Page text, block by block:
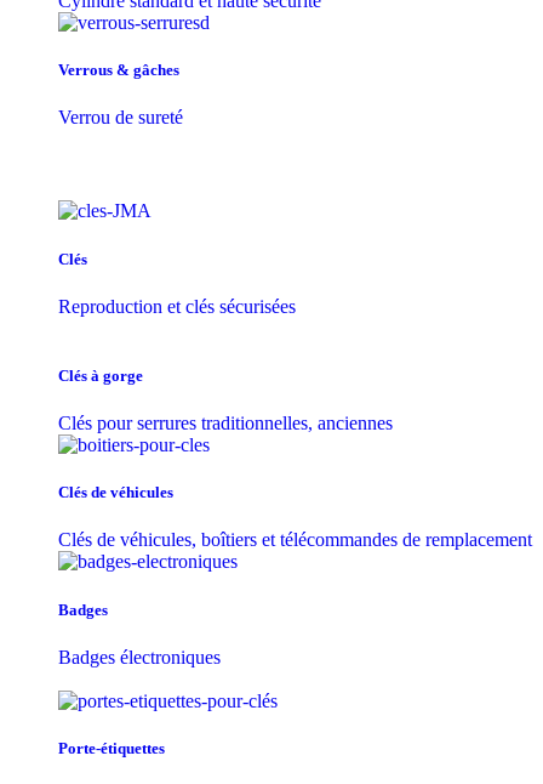
Verrous & gâches
Verrou de sureté
Clés
Reproduction et clés sécurisées
Clés à gorge
Clés pour serrures traditionnelles, anciennes
Clés de véhicules
Clés de véhicules, boîtiers et télécommandes de remplacement
Badges
Badges électroniques
Porte-étiquettes